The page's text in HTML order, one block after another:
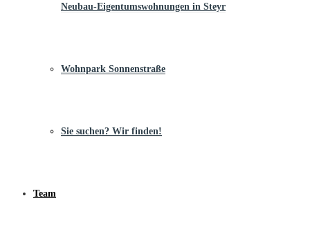
Neubau-Eigentumswohnungen in Steyr
Wohnpark Sonnenstraße
Sie suchen? Wir finden!
Team